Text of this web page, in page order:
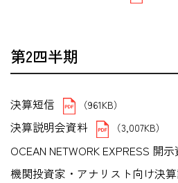
第2四半期
決算短信 （961KB）
決算説明会資料 （3,007KB）
OCEAN NETWORK EXPRESS 開
機関投資家・アナリスト向け決